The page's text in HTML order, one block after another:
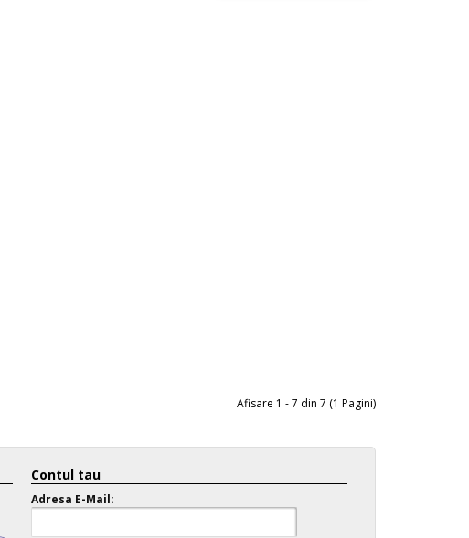
Afisare 1 - 7 din 7 (1 Pagini)
Contul tau
Adresa E-Mail: